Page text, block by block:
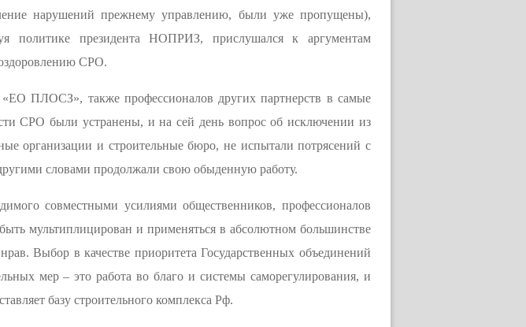
нарушений прежнему управлению, были уже пропущены),
политике президента НОПРИЗ, прислушался к аргументам
СРО.
ПЛОСЗ», также профессионалов других партнерств в самые
СРО были устранены, и на сей день вопрос об исключении из
организации и строительные бюро, не испытали потрясений с
словами продолжали свою обыденную работу.
совместными усилиями общественников, профессионалов
мультиплицирован и применяться в абсолютном большинстве
Выбор в качестве приоритета Государственных объединений
мер – это работа во благо и системы саморегулирования, и
базу строительного комплекса Рф.